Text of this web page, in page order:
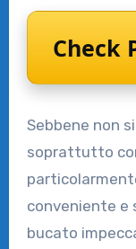
Check
Sebbene non
soprattutto
conveniente e
bucato